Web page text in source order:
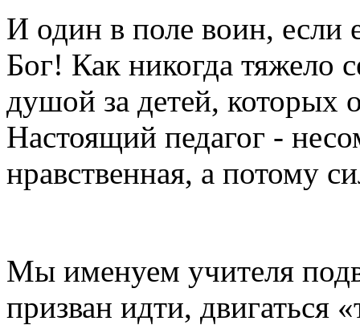
И один в поле воин, если
Бог! Как никогда тяжело
душой за детей, которых
Настоящий педагог -
нравственная, а потому
Мы именуем учителя
призван идти, двигаться